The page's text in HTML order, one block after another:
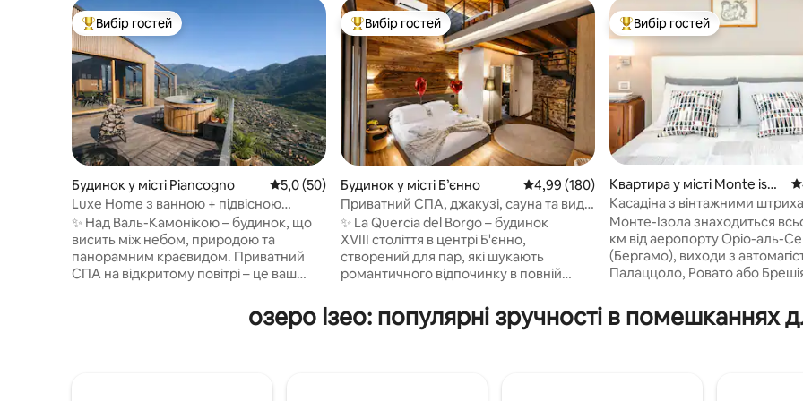
Топ вибір гостей
Вибір гостей
Будинок у місті Piancogno Середня оцінка: 5,0 з 5, відгуки: 50
5,0 (50)
Luxe Home з ванною + підвісною
сауною в горах
✨ Над Валь-Камонікою – будинок, що
висить між небом, природою та
панорамним краєвидом. Приватний
СПА на відкритому повітрі – це ваш
40°, сауна на дровах і гарячий душ під
Топ вибір гостей
Вибір гостей
Будинок у місті Б’єнно Середня оцінка: 4,99 з 5, відгуки: 180
4,99 (180)
Приватний СПА, джакузі, сауна та вид
на Альпи Luxury Home
✨ La Quercia del Borgo – будинок
XVIII століття в центрі Б'єнно,
створений для пар, які шукають
романтичного відпочинку в повній
доповнюють цілодобовий приватний
СПА-центр із джакузі, фінською
Топ вибір гостей
Вибір гостей
Квартира у місті Monte isol
a
Касадіна з вінтажними
озера
Монте-Ізола знаходиться
км від аеропорту Оріо-аль-
(Бергамо), виходи з
Палаццоло, Ровато або
Брешії до Сульцано на Північній
залізниці. На поромі, від Ізео
озеро Ізео: популярні зручності в помешканнях